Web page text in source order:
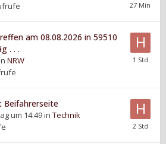
am 08.08.2026 in 59510
. . .
NRW
Beifahrerseite
um 14:49in Technik